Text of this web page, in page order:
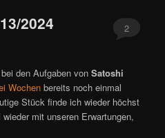
2024 2
den Aufgaben vonSatoshi
Wochen bereits noch einmal
Stück finde ich wieder höchst
mit unseren Erwartungen,